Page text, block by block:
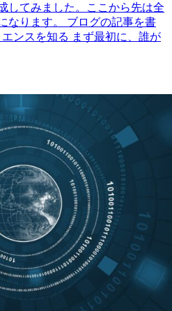
してみました。ここから先は全
なります。 ブログの記事を書
ンスを知る まず最初に、誰が